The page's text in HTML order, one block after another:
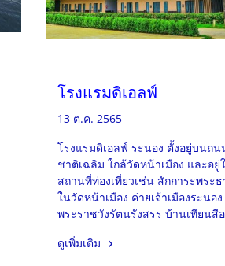
โรงแรมดิเอลฟ์
13 ต.ค. 2565
โรงแรมดิเอลฟ์ ระนอง ตั้งอยู่บนถน
ชาติเฉลิม ใกล้วัดหน้าเมือง และอยู่
สถานที่ท่องเที่ยวเช่น สักการะพระธ
ในวัดหน้าเมือง ค่ายเจ้าเมืองระนอง
พระราชวังรัตนรังสรร บ้านเทียนสือ
ดูเพิ่มเติม